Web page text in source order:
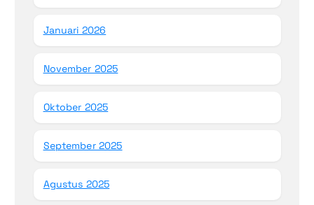
Januari 2026
November 2025
Oktober 2025
September 2025
Agustus 2025